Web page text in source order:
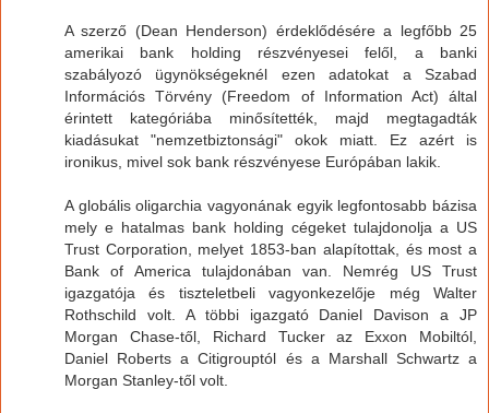
A szerző (Dean Henderson) érdeklődésére a legfőbb 25
amerikai bank holding részvényesei felől, a banki
szabályozó ügynökségeknél ezen adatokat a Szabad
Információs Törvény (Freedom of Information Act) által
érintett kategóriába minősítették, majd megtagadták
kiadásukat "nemzetbiztonsági" okok miatt. Ez azért is
ironikus, mivel sok bank részvényese Európában lakik.
A globális oligarchia vagyonának egyik legfontosabb bázisa
mely e hatalmas bank holding cégeket tulajdonolja a US
Trust Corporation, melyet 1853-ban alapítottak, és most a
Bank of America tulajdonában van. Nemrég US Trust
igazgatója és tiszteletbeli vagyonkezelője még Walter
Rothschild volt. A többi igazgató Daniel Davison a JP
Morgan Chase-től, Richard Tucker az Exxon Mobiltól,
Daniel Roberts a Citigrouptól és a Marshall Schwartz a
Morgan Stanley-től volt.